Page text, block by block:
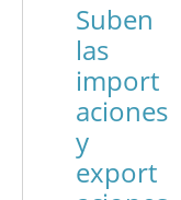
Suben
las
import
aciones
y
export